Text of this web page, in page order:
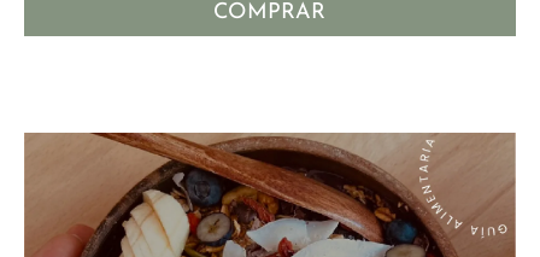
COMPRAR